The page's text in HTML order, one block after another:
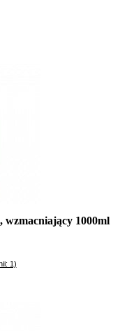
wzmacniający 1000ml
1)